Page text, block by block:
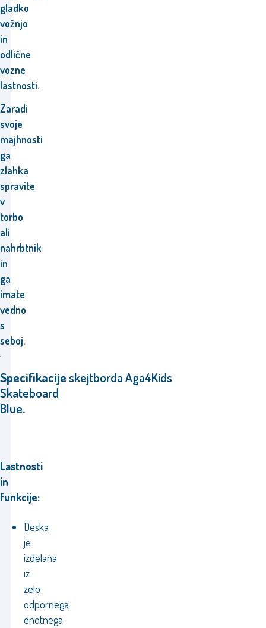
gladko
vožnjo
in
odlične
vozne
lastnosti.
Zaradi
svoje
majhnosti
ga
zlahka
spravite
v
torbo
ali
nahrbtnik
in
ga
imate
vedno
s
seboj.
Specifikacijeskejtborda Aga4Kids
Skateboard
Blue.
Lastnosti
in
funkcije:
Deska
je
izdelana
iz
zelo
odpornega
enotnega